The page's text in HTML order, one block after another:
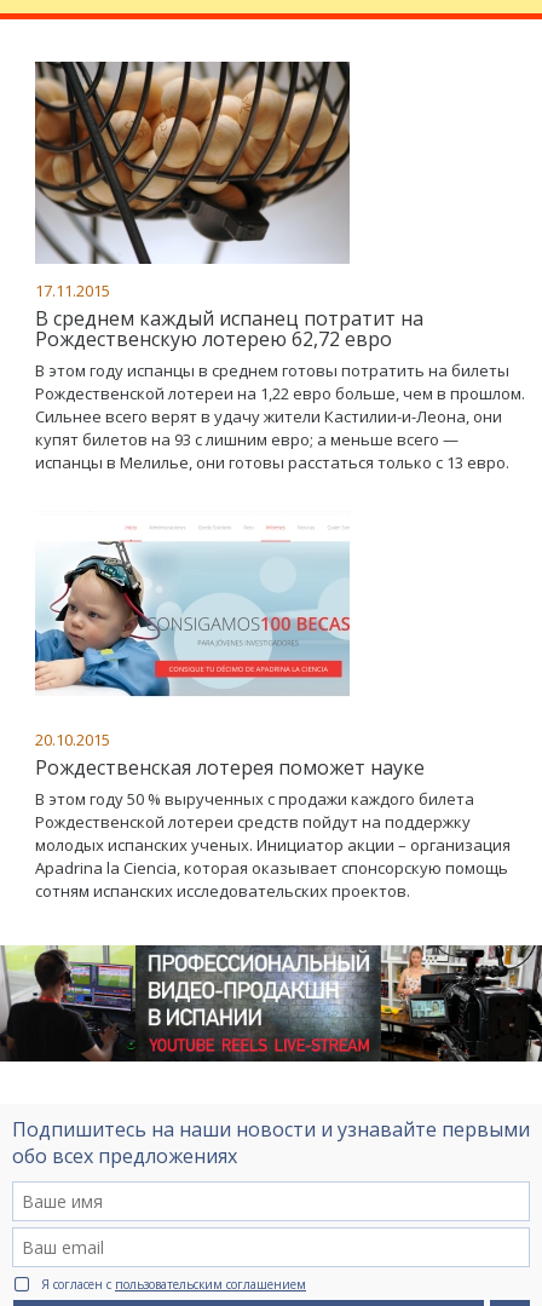
17.11.2015
В среднем каждый испанец потратит на
Рождественскую лотерею 62,72 евро
В этом году испанцы в среднем готовы потратить на билеты
Рождественской лотереи на 1,22 евро больше, чем в прошлом.
Сильнее всего верят в удачу жители Кастилии-и-Леона, они
купят билетов на 93 с лишним евро; а меньше всего —
испанцы в Мелилье, они готовы расстаться только с 13 евро.
20.10.2015
Рождественская лотерея поможет науке
В этом году 50 % вырученных с продажи каждого билета
Рождественской лотереи средств пойдут на поддержку
молодых испанских ученых. Инициатор акции – организация
Apadrina la Ciencia, которая оказывает спонсорскую помощь
сотням испанских исследовательских проектов.
Подпишитесь на наши новости и узнавайте первыми
обо всех предложениях
Я согласен с пользовательским соглашением